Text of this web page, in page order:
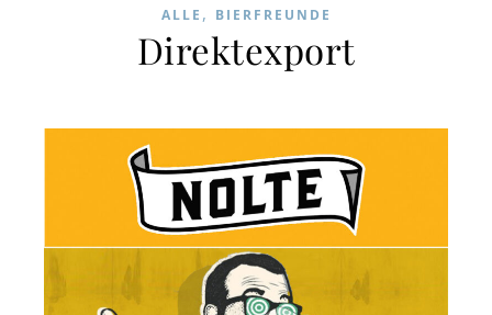
ALLE , BIERFREUNDE
Direktexport